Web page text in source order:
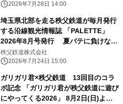
2026年7月28日 14:00
埼玉県北部を走る秩父鉄道が毎月発行
する沿線観光情報誌 「PALETTE」
2026年8月号発行 夏バテに負けな
い！秩父鉄道沿線の肉汁きらめくハン
バーグ！！特集
秩父鉄道株式会社
2026年7月24日 15:00
ガリガリ君×秩父鉄道 13回目のコラ
ボ記念 「ガリガリ君が秩父鉄道に遊び
にやってくる2026」 8月2日(日)より